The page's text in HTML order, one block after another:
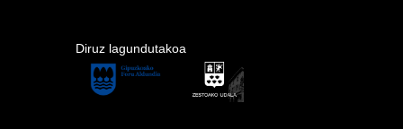
Diruz lagundutakoa